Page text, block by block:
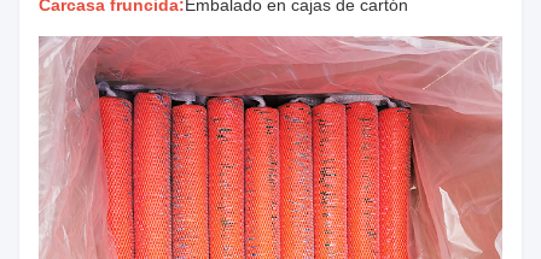
Carcasa fruncida:Embalado en cajas de cartón